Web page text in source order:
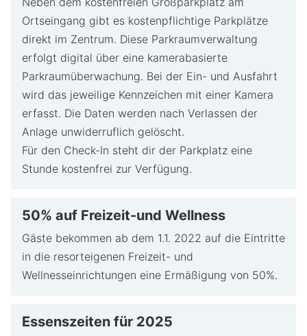
Ortseingang gibt es kostenpflichtige Parkplätze
direkt im Zentrum. Diese Parkraumverwaltung
erfolgt digital über eine kamerabasierte
Parkraumüberwachung. Bei der Ein- und Ausfahrt
wird das jeweilige Kennzeichen mit einer Kamera
erfasst. Die Daten werden nach Verlassen der
Anlage unwiderruflich gelöscht.
Für den Check-In steht dir der Parkplatz eine
Stunde kostenfrei zur Verfügung.
50% auf Freizeit-und Wellness
Gäste bekommen ab dem 1.1. 2022 auf die Eintritte
in die resorteigenen Freizeit- und
Wellnesseinrichtungen eine Ermäßigung von 50%.
Essenszeiten für 2025